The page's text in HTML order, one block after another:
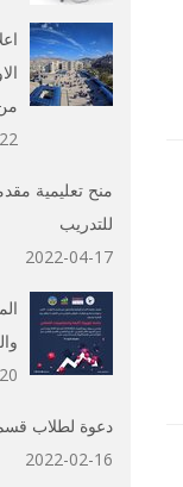
منح تعليمية
للتدريب
2022-04-17
دعوة لطلاب
2022-02-16